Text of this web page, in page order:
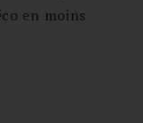
en moins